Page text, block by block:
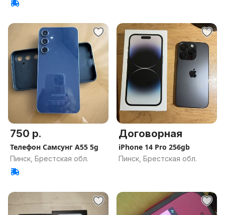
750 р.
Телефон Самсунг А55 5g
Пинск, Брестская обл.
Договорная
iPhone 14 Pro 256gb
Пинск, Брестская обл.